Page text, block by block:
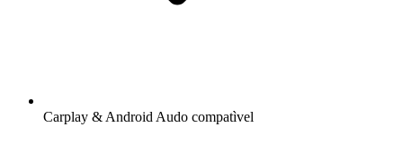
Carplay & Android Audo compatìvel